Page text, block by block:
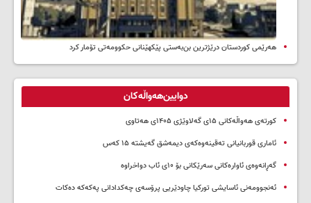
هەرێمی کوردستان درێژترین بن‌بەستی پێکهێنانی حکوومەتی تۆمار کرد
دوایین‌هەواڵەکان
کورتەی هەواڵەکانی ۱۵ی گەلاوێژی ۱۴۰۵ی هەتاوی
ئاماری قوربانیانی تەقینەوەکەی دیمەشق گەیشتە ۱۵ کەس
گەڕانەوەی ئاوارەکانی سەرێکانی بۆ ۱۰ی ئاب دواخراوە
ئەنجوومەنی ئاسایشی تورکیا چاودێریی پرۆسەی چەکدادانی پەکەکە دەکات